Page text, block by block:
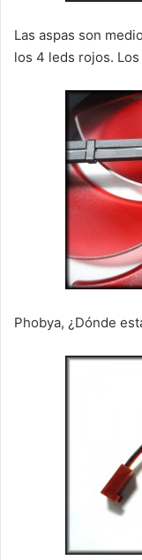
Las aspas son
los 4 leds rojos.
Phobya, ¿Dónde